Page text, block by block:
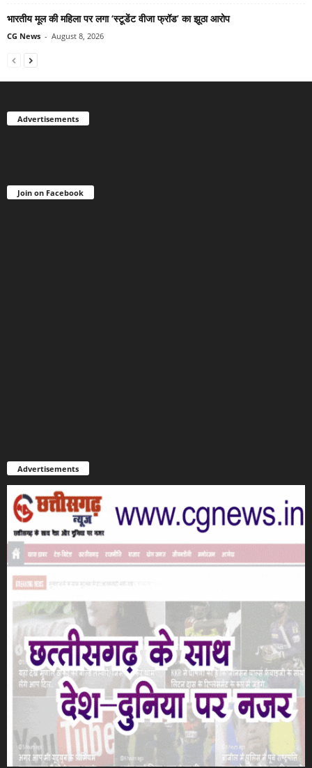
भारतीय मूल की महिला पर लगा ‘स्टूडेंट वीजा फ्रॉड’ का झूठा आरोप
CG News - August 8, 2026
Advertisements
Join on Facebook
Advertisements